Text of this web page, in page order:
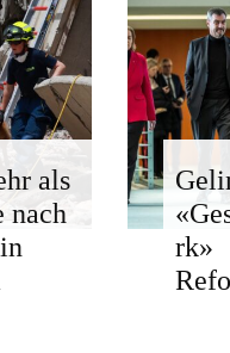
als
nach
rk»